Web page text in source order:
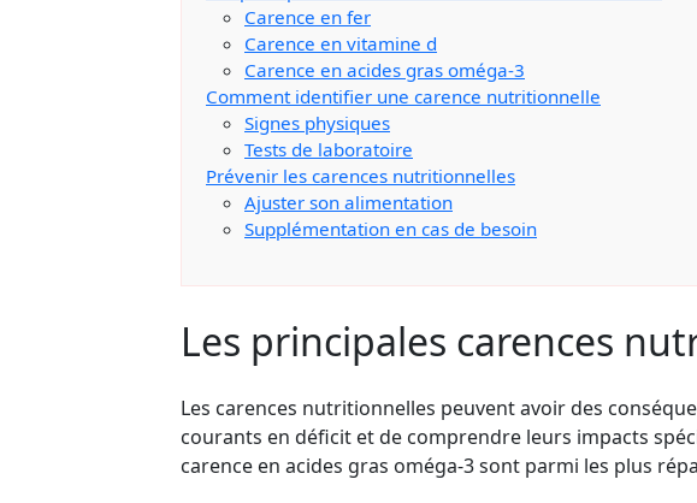
Les principales carences
Les carences nutritionnelles peuvent avoir des
courants en déficit et de comprendre leurs impacts
carence en acides gras oméga-3 sont parmi les plus
Carence en fer
Carence en vitamine d
Carence en acides gras oméga-3
Comment identifier une carence nutritionnelle
Signes physiques
Tests de laboratoire
Prévenir les carences nutritionnelles
Ajuster son alimentation
Supplémentation en cas de besoin